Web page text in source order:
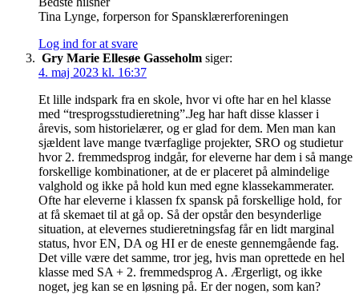
Tina Lynge, forperson for Spansklærerforeningen
Log ind for at svare
Gry Marie Ellesøe Gasseholm siger:
4. maj 2023 kl. 16:37
Et lille indspark fra en skole, hvor vi ofte har en hel klasse
med “tresprogsstudieretning”.Jeg har haft disse klasser i
årevis, som historielærer, og er glad for dem. Men man kan
sjældent lave mange tværfaglige projekter, SRO og studietur
hvor 2. fremmedsprog indgår, for eleverne har dem i så mange
forskellige kombinationer, at de er placeret på almindelige
valghold og ikke på hold kun med egne klassekammerater.
Ofte har eleverne i klassen fx spansk på forskellige hold, for
at få skemaet til at gå op. Så der opstår den besynderlige
situation, at elevernes studieretningsfag får en lidt marginal
status, hvor EN, DA og HI er de eneste gennemgående fag.
Det ville være det samme, tror jeg, hvis man oprettede en hel
klasse med SA + 2. fremmedsprog A. Ærgerligt, og ikke
noget, jeg kan se en løsning på. Er der nogen, som kan?